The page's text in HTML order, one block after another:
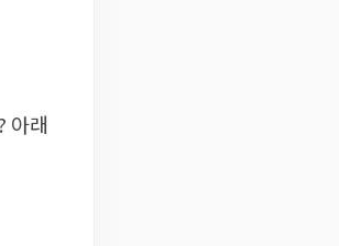
아래